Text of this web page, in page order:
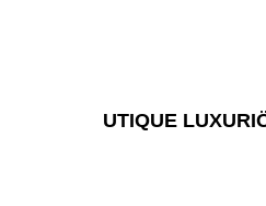
UTIQUE